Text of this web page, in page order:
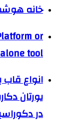
خانه
or
tool?
انواع
یورتان
در